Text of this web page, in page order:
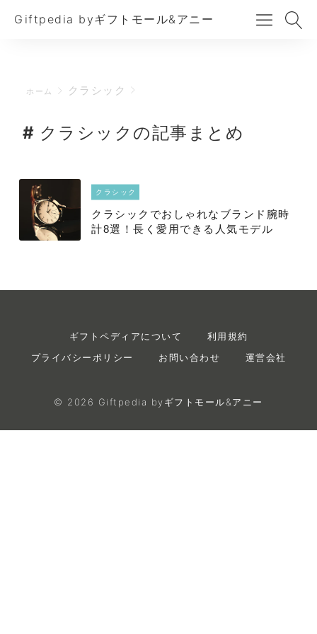
Giftpedia byギフトモール&アニー
ホーム クラシック
クラシックの記事まとめ
クラシック
クラシックでおしゃれなブランド腕時
計8選！長く愛用できる人気モデル
ギフトペディアについて
利用規約
プライバシーポリシー
お問い合わせ 運営会社
© 2026 Giftpedia byギフトモール&アニー